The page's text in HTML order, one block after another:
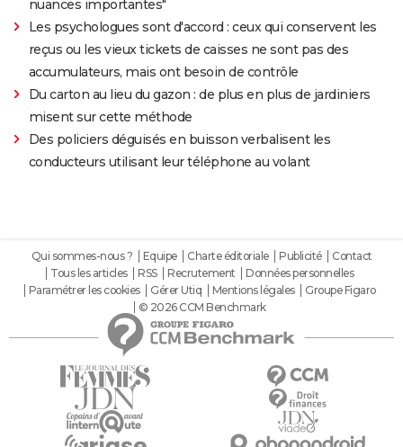
nuances importantes"
Les psychologues sont d'accord : ceux qui conservent les
reçus ou les vieux tickets de caisses ne sont pas des
accumulateurs, mais ont besoin de contrôle
Du carton au lieu du gazon : de plus en plus de jardiniers
misent sur cette méthode
Des policiers déguisés en buisson verbalisent les
conducteurs utilisant leur téléphone au volant
Qui sommes-nous ? Equipe Charte éditoriale Publicité
Contact
Tous les articles
RSS Recrutement
Données personnelles
Paramétrer les cookies
Gérer Utiq Mentions légales
Groupe Figaro
© 2026 CCM Benchmark